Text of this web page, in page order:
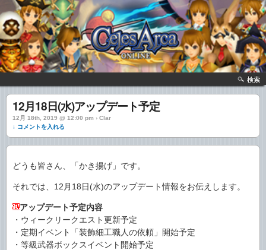
検索
12月18日(水)アップデート予定
12月 18th, 2019 @ 12:00 pm › Clar
↓ コメントを入れる
どうも皆さん、「かき揚げ」です。
それでは、12月18日(水)のアップデート情報をお伝えします。
アップデート予定内容
・ウィークリークエスト更新予定
・定期イベント「装飾細工職人の依頼」開始予定
・等級武器ボックスイベント開始予定